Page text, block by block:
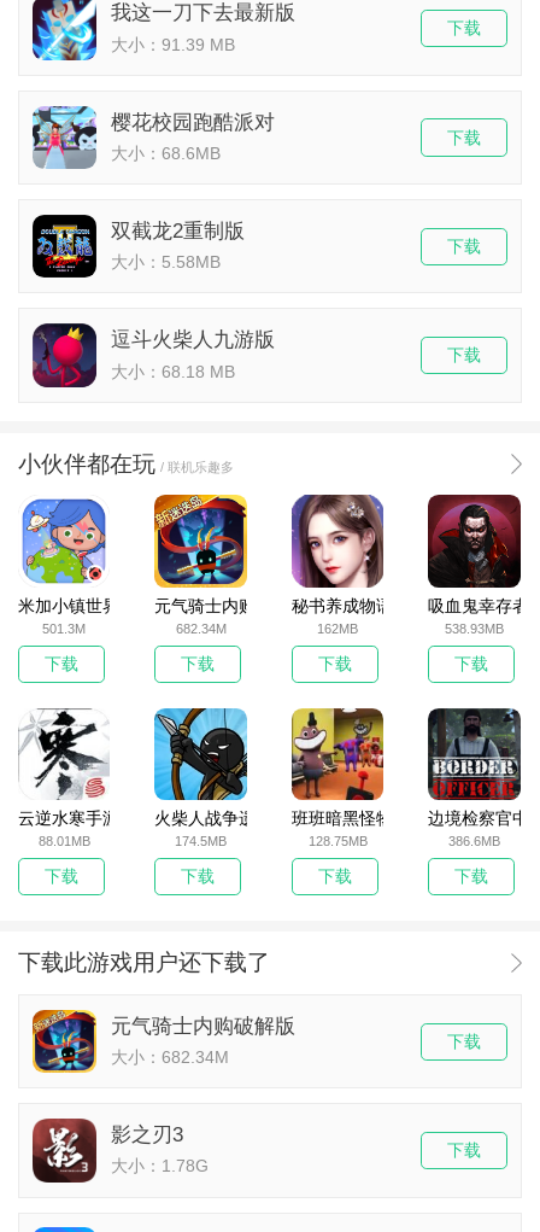
我这一刀下去最新版
大小：91.39 MB
下载
樱花校园跑酷派对
大小：68.6MB
下载
双截龙2重制版
大小：5.58MB
下载
逗斗火柴人九游版
大小：68.18 MB
下载
小伙伴都在玩 / 联机乐趣多
米加小镇世界2025官方版
501.3M
下载
元气骑士内购破解版
682.34M
下载
秘书养成物语
162MB
下载
吸血鬼幸存者
538.93MB
下载
云逆水寒手游
88.01MB
下载
火柴人战争遗产无敌版
174.5MB
下载
班班暗黑怪物生存挑战5
128.75MB
下载
边境检察官中
386.6MB
下载
下载此游戏用户还下载了
元气骑士内购破解版
大小：682.34M
下载
影之刃3
大小：1.78G
下载